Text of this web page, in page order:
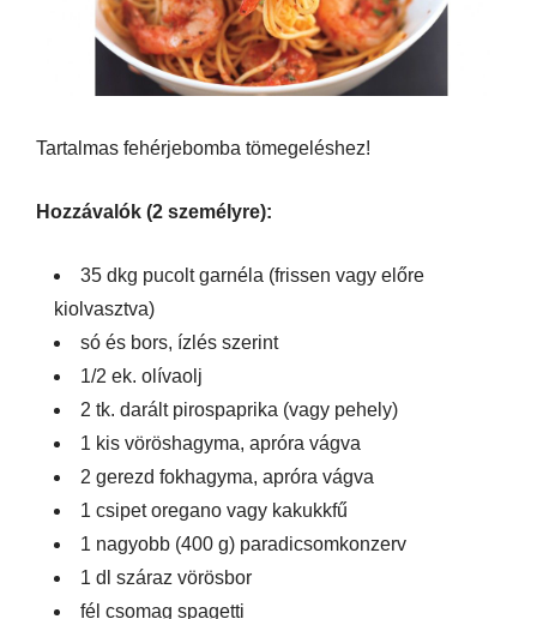
Tartalmas fehérjebomba tömegeléshez!
Hozzávalók (2 személyre):
35 dkg pucolt garnéla (frissen vagy előre
kiolvasztva)
só és bors, ízlés szerint
1/2 ek. olívaolj
2 tk. darált pirospaprika (vagy pehely)
1 kis vöröshagyma, apróra vágva
2 gerezd fokhagyma, apróra vágva
1 csipet oregano vagy kakukkfű
1 nagyobb (400 g) paradicsomkonzerv
1 dl száraz vörösbor
fél csomag spagetti